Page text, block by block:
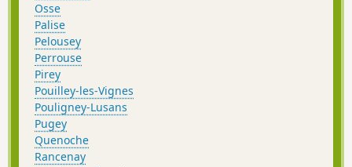
Osse
Palise
Pelousey
Perrouse
Pirey
Pouilley-les-Vignes
Pouligney-Lusans
Pugey
Quenoche
Rancenay